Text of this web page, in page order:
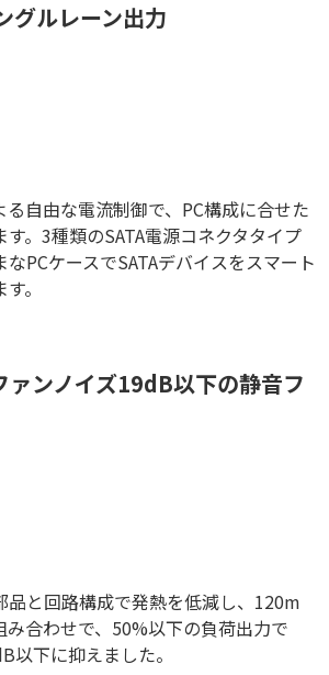
グルレーン出力
る自由な電流制御で、PC構成に合せた
。3種類のSATA電源コネクタタイプ
PCケースでSATAデバイスをスマート
。
ンノイズ19dB以下の静音フ
品と回路構成で発熱を低減し、120m
合わせで、50%以下の負荷出力で
以下に抑えました。